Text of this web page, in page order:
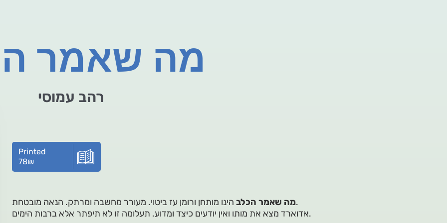
מה שאמר
רהב עמוסי
Printed
78₪
מה שאמר הכלבהינו מותחן ורומן עז ביטוי. מעורר מחשבה ומרתק. הנאה מובטחת.
אדוארד מצא את מותו ואין יודעים כיצד ומדוע. תעלומה זו לא תיפתר אלא ברבות הימים.